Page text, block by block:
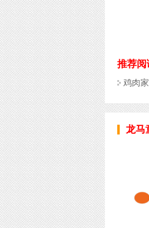
推荐阅
鸡肉
龙马